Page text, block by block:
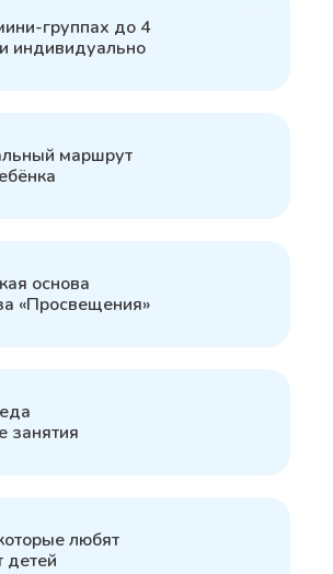
группах до 4
индивидуально
маршрут
основа
«Просвещения»
занятия
любят
детей